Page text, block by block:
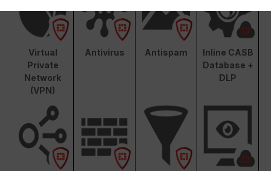
Virtual
Private
Network
(VPN)
Antivirus Antispam
Inline CASB
Database +
DLP